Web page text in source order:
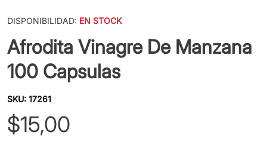
DISPONIBILIDAD: EN STOCK
Afrodita Vinagre De Manzana
100 Capsulas
SKU:17261
$15,00